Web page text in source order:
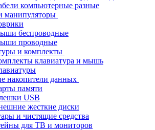
компьютерные разные
беспроводные
проводные
и комплекты
клавиатура и мышь
накопители данных
памяти
USB
жесткие диски
и чистящие средства
для ТВ и мониторов